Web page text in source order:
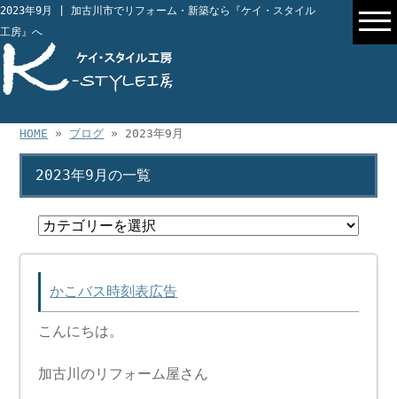
2023年9月 | 加古川市でリフォーム・新築なら『ケイ・スタイル
工房』へ
HOME » ブログ » 2023年9月
2023年9月の一覧
かこバス時刻表広告
こんにちは。
加古川のリフォーム屋さん